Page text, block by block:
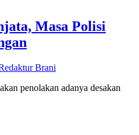
Masa Polisi
Brani
penolakan adanya desakan